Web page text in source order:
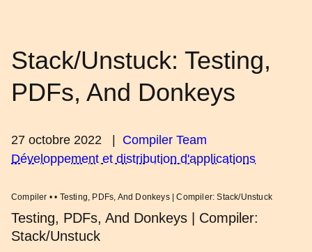
Stack/Unstuck: Testing,
PDFs, And Donkeys
27 octobre 2022
Compiler Team
Développement et distribution d'applications
Compiler • • Testing, PDFs, And Donkeys | Compiler: Stack/Unstuck
Testing, PDFs, And Donkeys | Compiler:
Stack/Unstuck